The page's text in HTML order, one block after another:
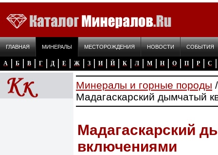
ГЛАВНАЯ МИНЕРАЛЫ МЕСТОРОЖДЕНИЯ НОВОСТИ СОБЫТИЯ
А Б В Г Д Е Ж З И Й К Л М Н О П Р С
Минералы и горные породы
Мадагаскарский дымчатый
Мадагаскарский
включениями